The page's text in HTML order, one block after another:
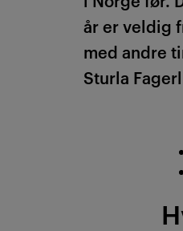
år er veldig
med andre
Sturla